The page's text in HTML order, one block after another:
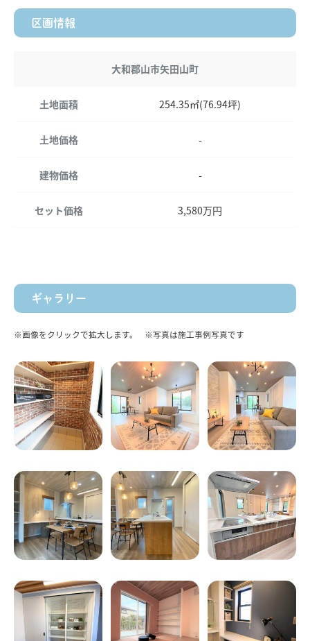
区画情報
大和郡山市矢田山町
土地面積 254.35㎡(76.94坪)
土地価格 -
建物価格 -
セット価格 3,580万円
ギャラリー
※画像をクリックで拡大します。 ※写真は施工事例写真です